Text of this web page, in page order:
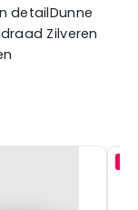
detailDunne
Zilveren